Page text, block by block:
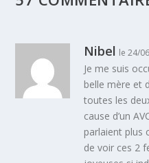
Nibel le 24/
Je me suis
belle mère et
toutes les
cause d’un
parlaient plus
de voir ces 2